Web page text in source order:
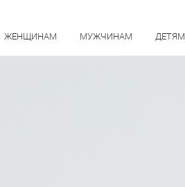
ЖЕНЩИНАМ МУЖЧИНАМ ДЕТЯМ